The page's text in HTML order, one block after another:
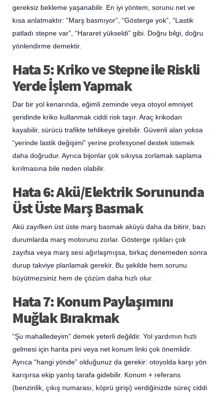
gereksiz bekleme yaşanabilir. En iyi yöntem, sorunu net ve
kısa anlatmaktır: “Marş basmıyor”, “Gösterge yok”, “Lastik
patladı stepne var”, “Hararet yükseldi” gibi. Doğru bilgi, doğru
yönlendirme demektir.
Hata 5: Kriko ve Stepne ile Riskli
Yerde İşlem Yapmak
Dar bir yol kenarında, eğimli zeminde veya otoyol emniyet
şeridinde kriko kullanmak ciddi risk taşır. Araç krikodan
kayabilir, sürücü trafikte tehlikeye girebilir. Güvenli alan yoksa
“yerinde lastik değişimi” yerine profesyonel destek istemek
daha doğrudur. Ayrıca bijonlar çok sıkıysa zorlamak saplama
kırılmasına bile neden olabilir.
Hata 6: Akü/Elektrik Sorununda
Üst Üste Marş Basmak
Akü zayıfken üst üste marş basmak aküyü daha da bitirir, bazı
durumlarda marş motorunu zorlar. Gösterge ışıkları çok
zayıfsa veya marş sesi ağırlaşmışsa, birkaç denemeden sonra
durup takviye planlamak gerekir. Bu şekilde hem sorunu
büyütmezsiniz hem de çözüm daha hızlı olur.
Hata 7: Konum Paylaşımını
Muğlak Bırakmak
“Şu mahalledeyim” demek yeterli değildir. Yol yardımın hızlı
gelmesi için harita pini veya net konum linki çok önemlidir.
Ayrıca “hangi yönde” olduğunuz da gerekir: otoyolda karşı yön
karışırsa ekip yanlış tarafa gidebilir. Konum + referans
(benzinlik, çıkış numarası, köprü girişi) verdiğinizde süreç ciddi